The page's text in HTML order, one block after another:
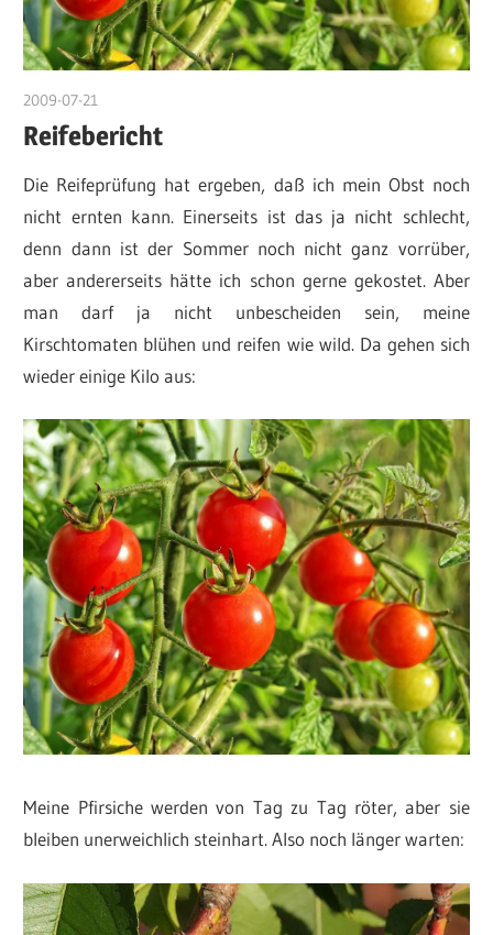
2009-07-21
Reifebericht
Die Reifeprüfung hat ergeben, daß ich mein Obst noch
nicht ernten kann. Einerseits ist das ja nicht schlecht,
denn dann ist der Sommer noch nicht ganz vorrüber,
aber andererseits hätte ich schon gerne gekostet. Aber
man darf ja nicht unbescheiden sein, meine
Kirschtomaten blühen und reifen wie wild. Da gehen sich
wieder einige Kilo aus:
Meine Pfirsiche werden von Tag zu Tag röter, aber sie
bleiben unerweichlich steinhart. Also noch länger warten: